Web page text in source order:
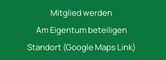
Mitglied werden
Am Eigentum beteiligen
Standort (Google Maps Link)